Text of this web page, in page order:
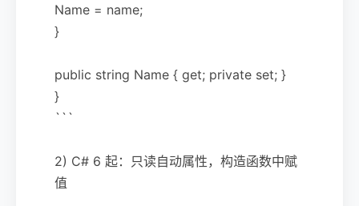
Name = name;
}
public string Name { get; private set; }
}
```
2) C# 6 起：只读自动属性，构造函数中赋
值